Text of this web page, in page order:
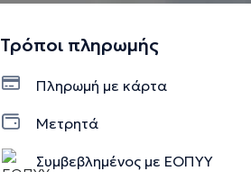
Τρόποι πληρωμής
Πληρωμή με κάρτα
Μετρητά
Συμβεβλημένος με ΕΟΠΥΥ